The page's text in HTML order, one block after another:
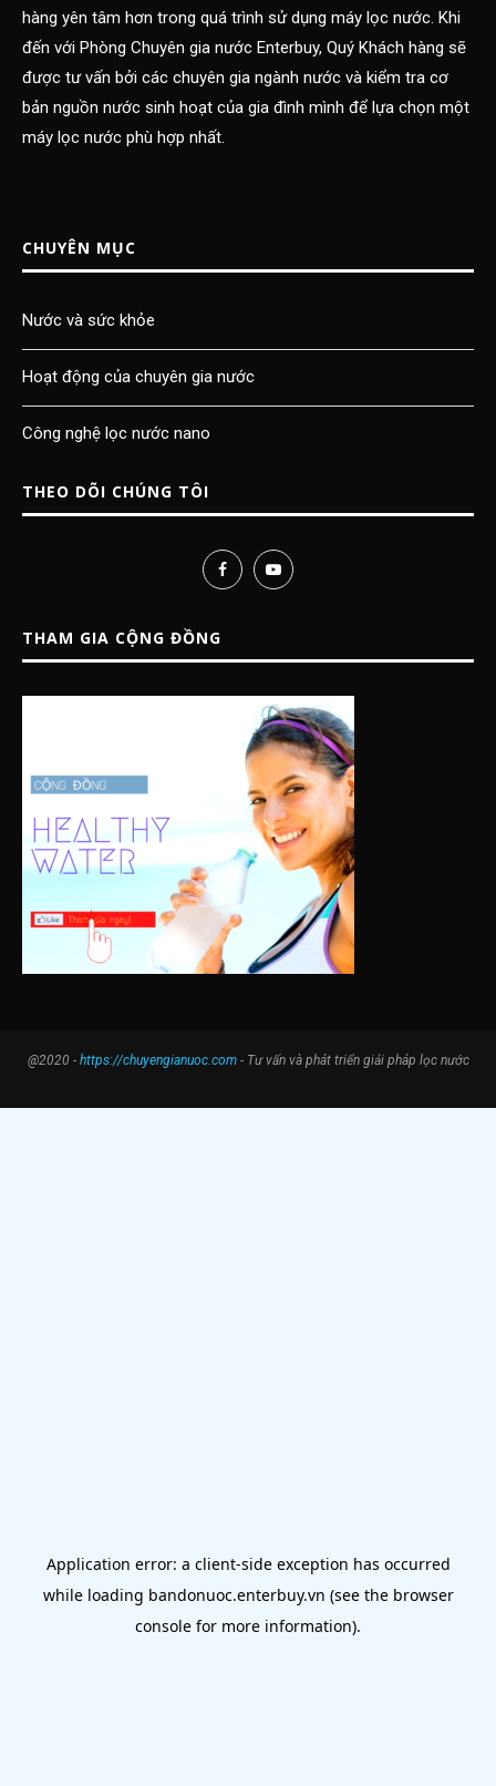
hàng yên tâm hơn trong quá trình sử dụng máy lọc nước. Khi
đến với Phòng Chuyên gia nước Enterbuy, Quý Khách hàng sẽ
được tư vấn bởi các chuyên gia ngành nước và kiểm tra cơ
bản nguồn nước sinh hoạt của gia đình mình để lựa chọn một
máy lọc nước phù hợp nhất.
CHUYÊN MỤC
Nước và sức khỏe
Hoạt động của chuyên gia nước
Công nghệ lọc nước nano
THEO DÕI CHÚNG TÔI
THAM GIA CỘNG ĐỒNG
@2020 - https://chuyengianuoc.com- Tư vấn và phát triển giải pháp lọc nước